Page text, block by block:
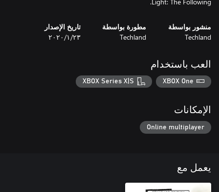
منشور بواسطة
Techland
مطورة بواسطة
Techland
تاريخ الإصدار
٢٣‏/١‏/٢٠٢٠
العب باستخدام
XBOX One
XBOX Series X|S
الإمكانات
Online multiplayer
يعمل مع